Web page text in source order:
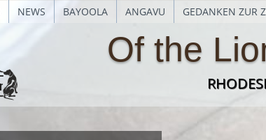
NEWS BAYOOLA ANGAVU GEDANKEN ZUR
Of the